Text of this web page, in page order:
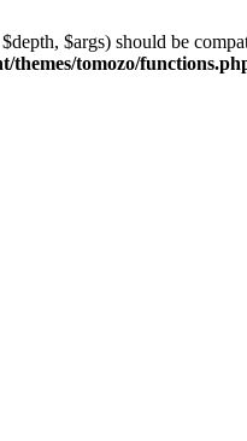
$args) should be
themes/tomozo/